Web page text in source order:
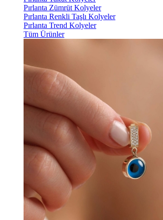
Pırlanta Zümrüt Kolyeler
Pırlanta Renkli Taşlı Kolyeler
Pırlanta Trend Kolyeler
Tüm Ürünler